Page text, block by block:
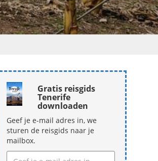
Gratis reisgids
Tenerife
downloaden
Geef je e-mail adres in, we
sturen de reisgids naar je
mailbox.